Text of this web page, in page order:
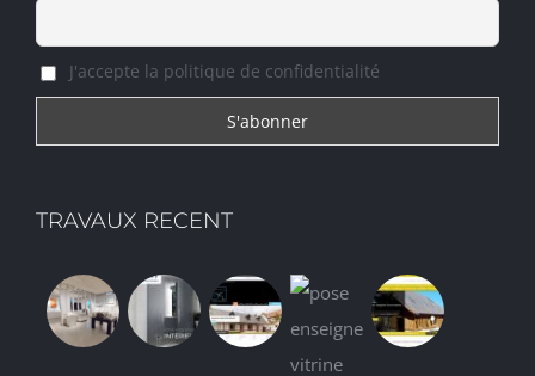
J'accepte la politique de confidentialité
TRAVAUX RECENT